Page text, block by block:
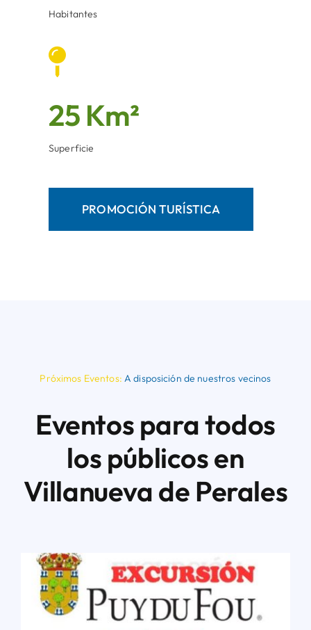
Habitantes
25 Km²
Superficie
PROMOCIÓN TURÍSTICA
Próximos Eventos: A disposición de nuestros vecinos
Eventos para todos
los públicos en
Villanueva de Perales